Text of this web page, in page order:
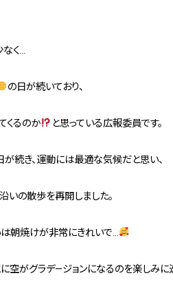
く…
の日が続いており、
くるのか と思っている広報委員です。
が続き、運動には最適な気候だと思い、
いの散歩を再開しました。
朝焼けが非常にきれいで…
空がグラデ―ジョンになるのを楽しみに